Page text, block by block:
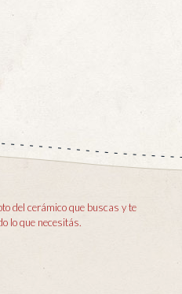
del cerámico que buscas y te
lo que necesitás.